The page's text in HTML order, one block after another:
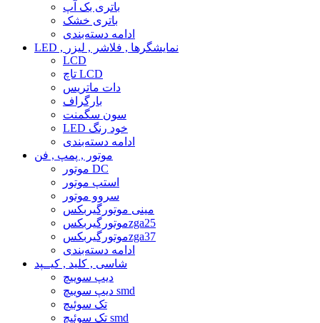
باتری بک آپ
باتری خشک
ادامه دسته‌بندی
LED , نمایشگرها , فلاشر , لیزر
LCD
تاچ LCD
دات ماتریس
بارگراف
سون سگمنت
LED خود رنگ
ادامه دسته‌بندی
موتور , پمپ , فن
موتور DC
استپ موتور
سروو موتور
مینی موتورگیربکس
موتورگیربکسzga25
موتورگیربکسzga37
ادامه دسته‌بندی
شاسی , کلید , کیــپد
دیپ سوییچ
دیپ سوییچ smd
تک سوئیچ
تک سوئیچ smd